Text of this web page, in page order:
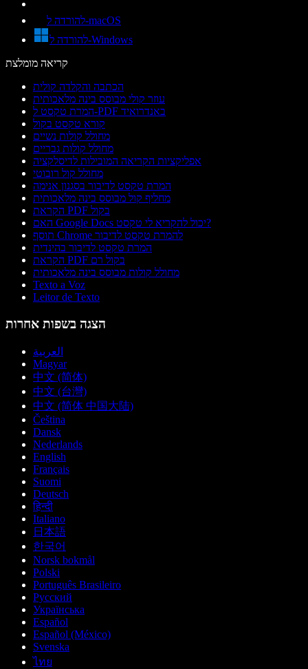
להורדה ל-macOS
להורדה ל-Windows
קריאה מומלצת
הכתבה והקלדה קולית
עוזר קולי מבוסס בינה מלאכותית
המרת טקסט ל-PDF באנדרואיד
קורא טקסט בקול
מחולל קולות נשיים
מחולל קולות גבריים
אפליקציות הקריאה המובילות לדיסלקציה
מחולל קול רובוטי
המרת טקסט לדיבור בסגנון אנימה
מחליף קול מבוסס בינה מלאכותית
הקראת PDF בקול
האם Google Docs יכול להקריא לי טקסט?
תוסף Chrome להמרת טקסט לדיבור
המרת טקסט לדיבור בהינדית
הקראת PDF בקול רם
מחולל קולות מבוסס בינה מלאכותית
Texto a Voz
Leitor de Texto
הצגה בשפות אחרות
العربية
Magyar
中文 (简体)
中文 (台灣)
中文 (简体 中国大陆)
Čeština
Dansk
Nederlands
English
Français
Suomi
Deutsch
हिन्दी
Italiano
日本語
한국어
Norsk bokmål
Polski
Português Brasileiro
Русский
Українська
Español
Español (México)
Svenska
ไทย